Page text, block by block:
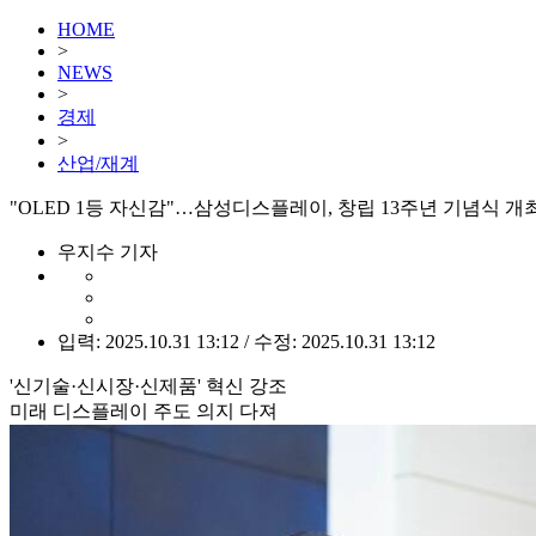
HOME
>
NEWS
>
경제
>
산업/재계
"OLED 1등 자신감"…삼성디스플레이, 창립 13주년 기념식 개
우지수 기자
입력: 2025.10.31 13:12 / 수정: 2025.10.31 13:12
'신기술·신시장·신제품' 혁신 강조
미래 디스플레이 주도 의지 다져